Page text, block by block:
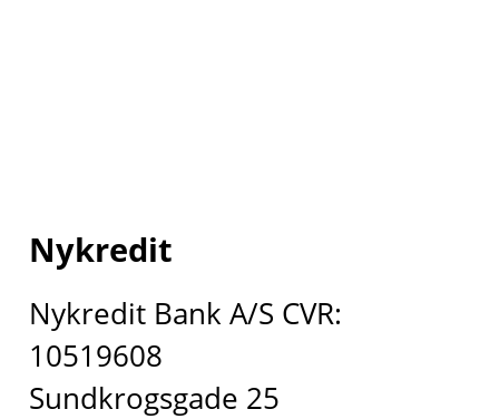
Nykredit
Nykredit Bank A/S CVR:
10519608
Sundkrogsgade 25